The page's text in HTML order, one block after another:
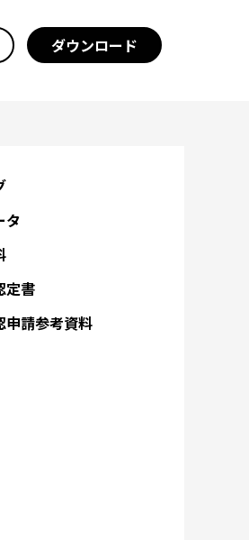
ダウンロード
タ
定書
申請参考資料